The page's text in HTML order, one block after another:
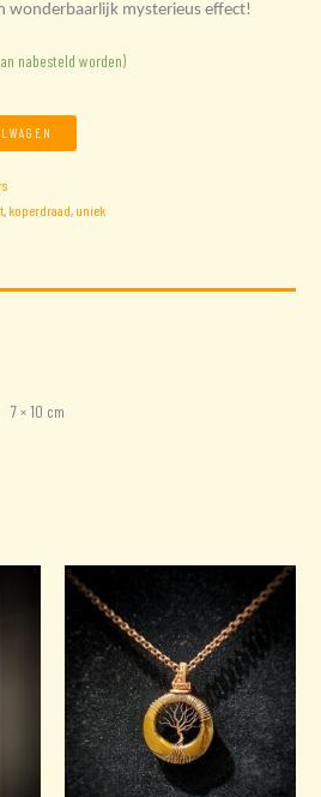
wonderbaarlijk mysterieus effect!
nabesteld worden)
koperdraad uniek
7 × 10 cm